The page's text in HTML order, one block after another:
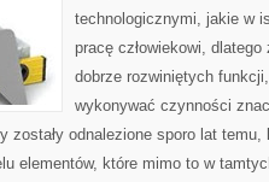
technologicznymi, jakie w
pracę człowiekowi,
dobrze rozwiniętych
wykonywać czynności
zostały odnalezione sporo lat temu,
elementów, które mimo to w